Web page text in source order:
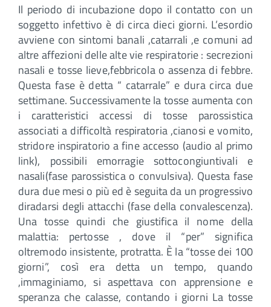
Il periodo di incubazione dopo il contatto con un
soggetto infettivo è di circa dieci giorni. L’esordio
avviene con sintomi banali ,catarrali ,e comuni ad
altre affezioni delle alte vie respiratorie : secrezioni
nasali e tosse lieve,febbricola o assenza di febbre.
Questa fase è detta “ catarrale” e dura circa due
settimane. Successivamente la tosse aumenta con
i caratteristici accessi di tosse parossistica
associati a difficoltà respiratoria ,cianosi e vomito,
stridore inspiratorio a fine accesso (audio al primo
link), possibili emorragie sottocongiuntivali e
nasali(fase parossistica o convulsiva). Questa fase
dura due mesi o più ed è seguita da un progressivo
diradarsi degli attacchi (fase della convalescenza).
Una tosse quindi che giustifica il nome della
malattia: pertosse , dove il “per” significa
oltremodo insistente, protratta. È la “tosse dei 100
giorni”, così era detta un tempo, quando
,immaginiamo, si aspettava con apprensione e
speranza che calasse, contando i giorni La tosse